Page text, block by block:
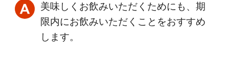
美味しくお飲みいただくためにも、期
限内にお飲みいただくことをおすすめ
します。